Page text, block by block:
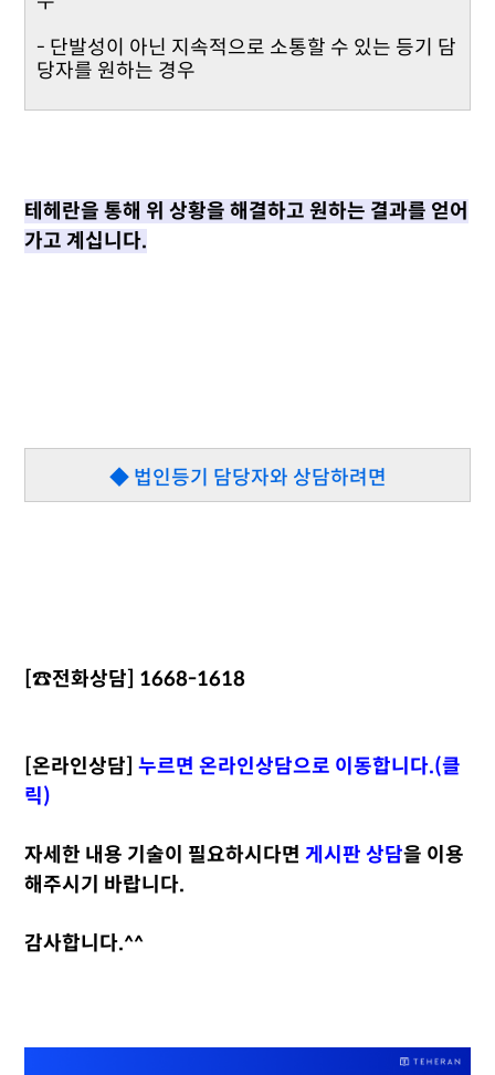
- 단발성이 아닌 지속적으로 소통할 수 있는 등기 담
당자를 원하는 경우
테헤란을 통해 위 상황을 해결하고 원하는 결과를 얻어
가고 계십니다.
◆ 법인등기 담당자와 상담하려면
[☎️전화상담] 1668-1618
[온라인상담]누르면 온라인상담으로 이동합니다.(클
릭)
자세한 내용 기술이 필요하시다면게시판 상담을 이용
해주시기 바랍니다.
감사합니다.^^